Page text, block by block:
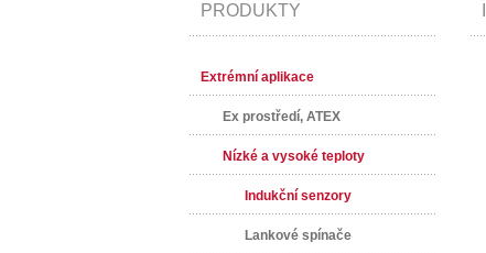
PRODUKTY
Extrémní aplikace
Ex prostředí, ATEX
Nízké a vysoké teploty
Indukční senzory
Lankové spínače